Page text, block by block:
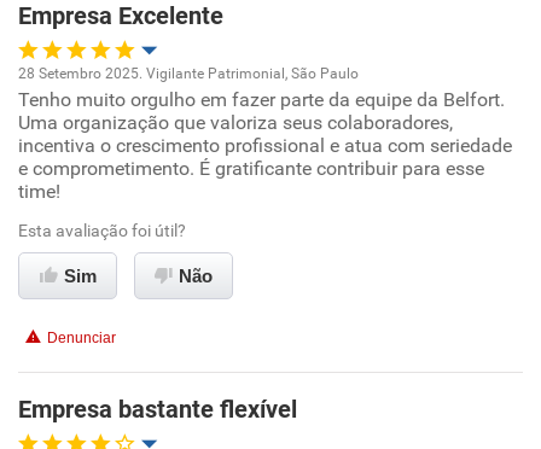
Recomenda esta empresa
Recomenda a diretoria
Empresa Excelente
Oportunidade de promoção
Ambiente de trabalho
Conciliação com a vida familiar
Benefícios
Recomenda esta empresa
28 Setembro 2025. Vigilante Patrimonial, São Paulo
Tenho muito orgulho em fazer parte da equipe da Belfort.
Uma organização que valoriza seus colaboradores,
incentiva o crescimento profissional e atua com seriedade
e comprometimento. É gratificante contribuir para esse
time!
Esta avaliação foi útil?
Sim Não
Denunciar
Empresa bastante flexível